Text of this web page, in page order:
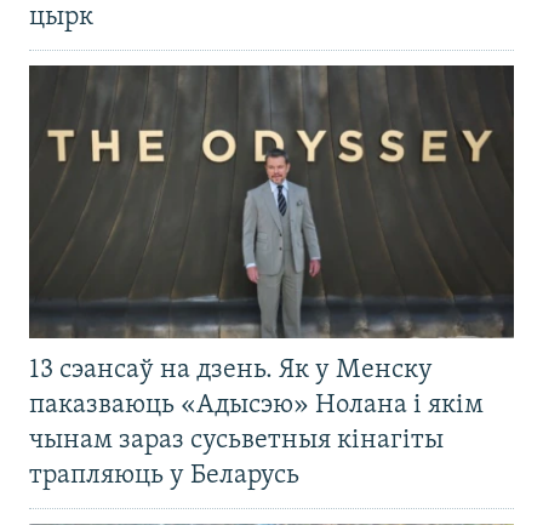
цырк
13 сэансаў на дзень. Як у Менску
паказваюць «Адысэю» Нолана і якім
чынам зараз сусьветныя кінагіты
трапляюць у Беларусь